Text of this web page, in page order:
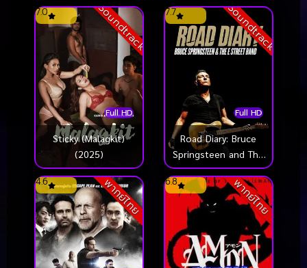
Soundtrack
Full HD
7.0
Sticky (Malagkit)
(2025)
Soundtrack
Full HD
7.7
Road Diary: Bruce
Springsteen and The
E Street Band (2024)
พากย์ไทย
4.6 พากย์ไทย
6.8